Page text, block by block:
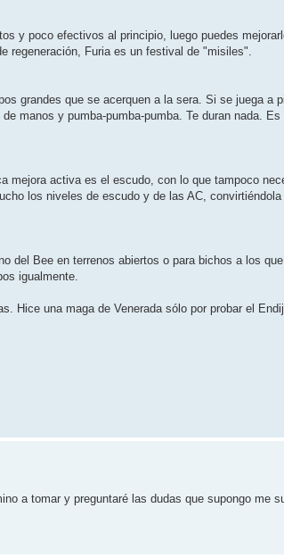
y poco efectivos al principio, luego puedes
regeneración, Furia es un festival de "misiles".
grandes que se acerquen a la sera. Si se juega a
manos y pumba-pumba-pumba. Te duran nada.
mejora activa es el escudo, con lo que tampoco
los niveles de escudo y de las AC,
del Bee en terrenos abiertos o para bichos a los
igualmente.
Hice una maga de Venerada sólo por probar el
a tomar y preguntaré las dudas que supongo me